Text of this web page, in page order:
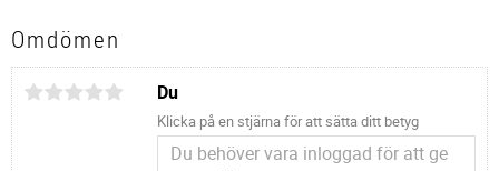
Omdömen
Du
Klicka på en stjärna för att sätta ditt betyg